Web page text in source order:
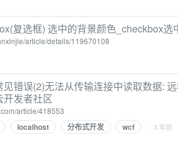
复选框) 选中的背景颜色_checkbox选
article/details/119670108
错误(2)无法从传输连接中读取数据:
开发者社区
article/418553
localhost 分布式开发 wcf · 3 年前